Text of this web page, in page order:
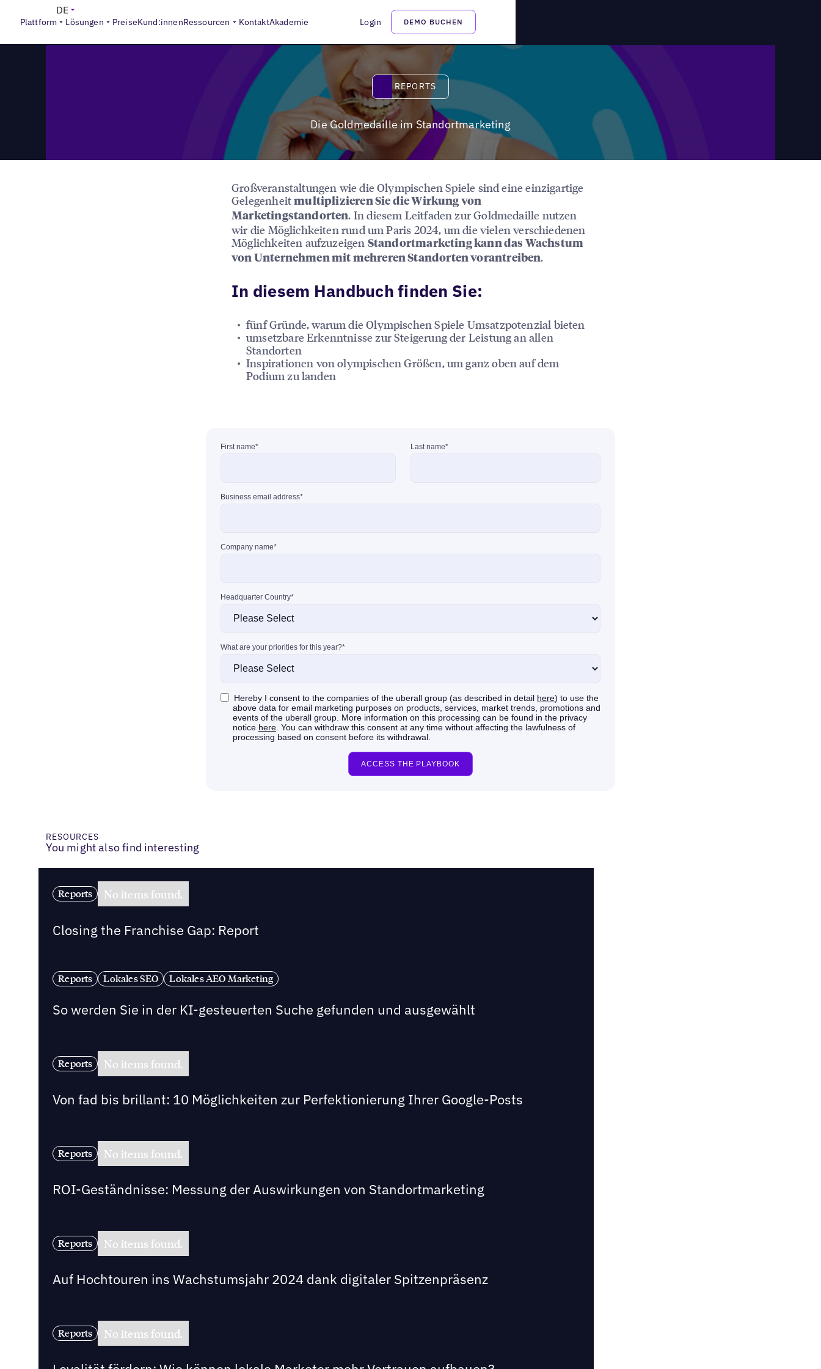
Plattform Lösungen PreiseKund:innenRessourcen KontaktAkademie Login DEMO BUCHEN
DE
Reports
Reports
REPORTS
Die Goldmedaille im Standortmarketing
Großveranstaltungen wie die Olympischen Spiele sind eine einzigartige
Gelegenheitmultiplizieren Sie die Wirkung von
Marketingstandorten. In diesem Leitfaden zur Goldmedaille nutzen
wir die Möglichkeiten rund um Paris 2024, um die vielen verschiedenen
Möglichkeiten aufzuzeigen Standortmarketing kann das Wachstum
von Unternehmen mit mehreren Standorten vorantreiben.
In diesem Handbuch finden Sie:
fünf Gründe, warum die Olympischen Spiele Umsatzpotenzial bieten
umsetzbare Erkenntnisse zur Steigerung der Leistung an allen
Standorten
Inspirationen von olympischen Größen, um ganz oben auf dem
Podium zu landen
RESOURCES
You might also find interesting
Reports No items found.
Closing the Franchise Gap: Report
Reports Lokales SEO Lokales AEO Marketing
So werden Sie in der KI-gesteuerten Suche gefunden und ausgewählt
Reports No items found.
Von fad bis brillant: 10 Möglichkeiten zur Perfektionierung Ihrer Google-Posts
Reports No items found.
ROI-Geständnisse: Messung der Auswirkungen von Standortmarketing
Reports No items found.
Auf Hochtouren ins Wachstumsjahr 2024 dank digitaler Spitzenpräsenz
Reports No items found.